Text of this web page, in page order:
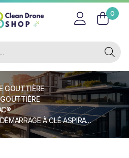
0
GOUTTIÈRE
À CLÉ ASPIRATEUR SEUL